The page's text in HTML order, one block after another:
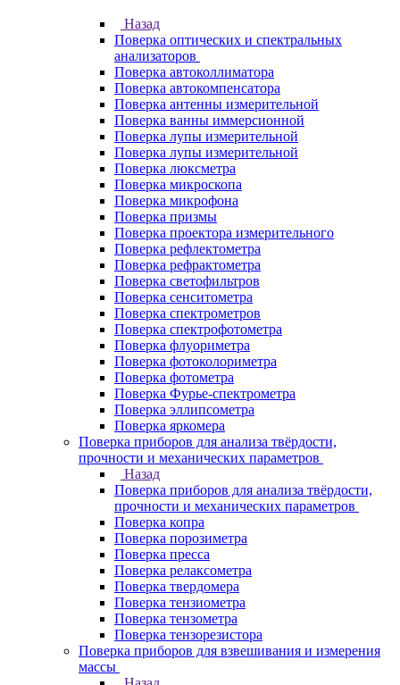
Назад
Поверка оптических и спектральных
анализаторов
Поверка автоколлиматора
Поверка автокомпенсатора
Поверка антенны измерительной
Поверка ванны иммерсионной
Поверка лупы измерительной
Поверка лупы измерительной
Поверка люксметра
Поверка микроскопа
Поверка микрофона
Поверка призмы
Поверка проектора измерительного
Поверка рефлектометра
Поверка рефрактометра
Поверка светофильтров
Поверка сенситометра
Поверка спектрометров
Поверка спектрофотометра
Поверка флуориметра
Поверка фотоколориметра
Поверка фотометра
Поверка Фурье-спектрометра
Поверка эллипсометра
Поверка яркомера
Поверка приборов для анализа твёрдости,
прочности и механических параметров
Назад
Поверка приборов для анализа твёрдости,
прочности и механических параметров
Поверка копра
Поверка порозиметра
Поверка пресса
Поверка релаксометра
Поверка твердомера
Поверка тензиометра
Поверка тензометра
Поверка тензорезистора
Поверка приборов для взвешивания и измерения
массы